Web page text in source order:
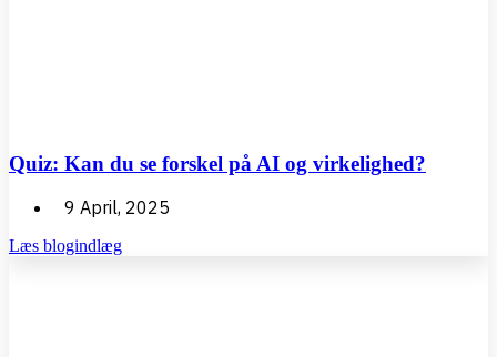
Quiz: Kan du se forskel på AI og virkelighed?
9 April, 2025
Læs blogindlæg